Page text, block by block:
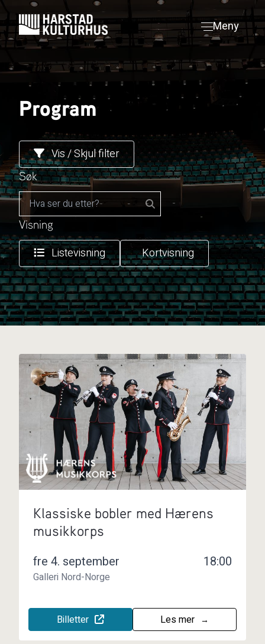
til
innhold
Meny
Program
Vis / Skjul filter
Søk
Visning
Listevisning Kortvisning
Klassiske bobler med Hærens
musikkorps
fre 4. september 18:00
Galleri Nord-Norge
Billetter Les mer